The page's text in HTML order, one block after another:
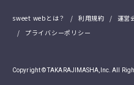
sweet webとは？ 利用規約 運営
プライバシーポリシー
Copyright © TAKARAJIMASHA,Inc. All